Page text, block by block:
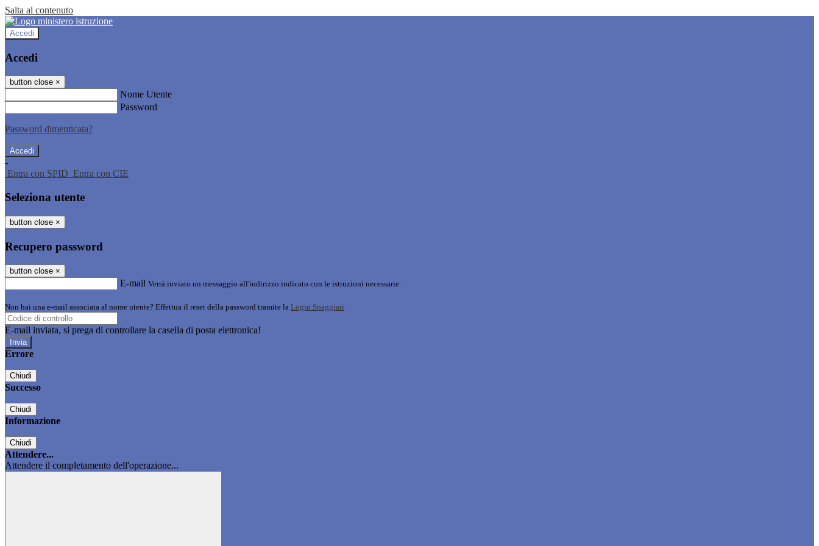
Salta al contenuto
Accedi
Accedi
button close ×
Nome Utente
Password
Password dimenticata?
-
Entra con SPID Entra con CIE
Seleziona utente
button close ×
Recupero password
button close ×
E-mail Verrà inviato un messaggio all'indirizzo indicato con le istruzioni necessarie.
Non hai una e-mail associata al nome utente? Effettua il reset della password tramite la Login Spaggiari
E-mail inviata, si prega di controllare la casella di posta elettronica!
Errore
Chiudi
Successo
Chiudi
Informazione
Chiudi
Attendere...
Attendere il completamento dell'operazione...